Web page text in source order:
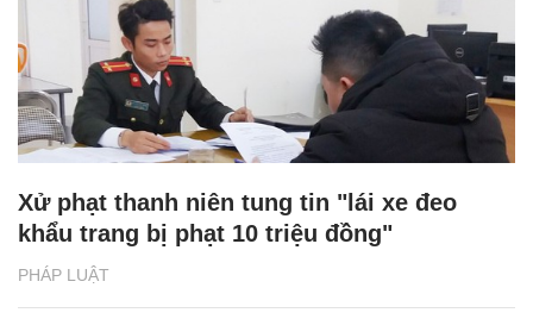
PHÁP LUẬT
Xử phạt thanh niên tung tin "lái xe đeo
khẩu trang bị phạt 10 triệu đồng"